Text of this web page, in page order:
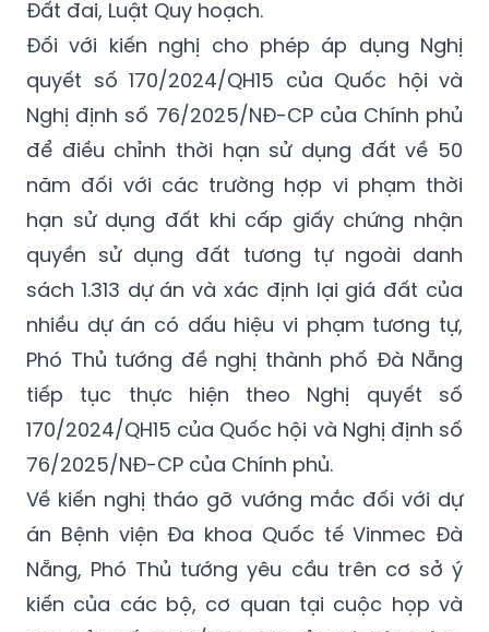
quyết số 170/2024/QH15 của Quốc hội và
Nghị định số 76/2025/NĐ-CP của Chính phủ
để điều chỉnh thời hạn sử dụng đất về 50
năm đối với các trường hợp vi phạm thời
hạn sử dụng đất khi cấp giấy chứng nhận
quyền sử dụng đất tương tự ngoài danh
sách 1.313 dự án và xác định lại giá đất của
nhiều dự án có dấu hiệu vi phạm tương tự,
Phó Thủ tướng đề nghị thành phố Đà Nẵng
tiếp tục thực hiện theo Nghị quyết số
170/2024/QH15 của Quốc hội và Nghị định số
76/2025/NĐ-CP của Chính phủ.
Về kiến nghị tháo gỡ vướng mắc đối với dự
án Bệnh viện Đa khoa Quốc tế Vinmec Đà
Nẵng, Phó Thủ tướng yêu cầu trên cơ sở ý
kiến của các bộ, cơ quan tại cuộc họp và
văn bản số 8749/BTC-ĐT của Bộ Tài chính,
Ủy ban nhân dân thành phố Đà Nẵng xem